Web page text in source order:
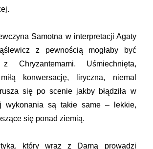
Samotna w interpretacji Agaty
z pewnością mogłaby być
z Chryzantemami. Uśmiechnięta,
konwersację, liryczna, niemal
się po scenie jakby błądziła w
wykonania są takie same – lekkie,
się ponad ziemią.
który wraz z Damą prowadzi